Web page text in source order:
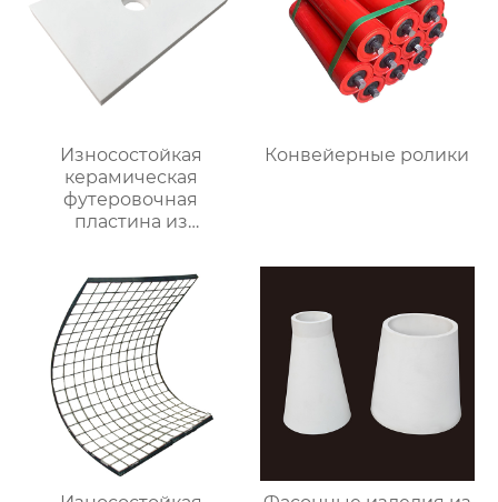
Износостойкая
керамическая
футеровочная
пластина из
Конвейерные ролики